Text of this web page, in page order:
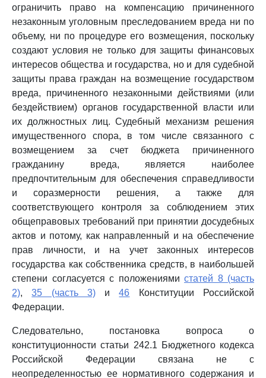
ограничить право на компенсацию причиненного
незаконным уголовным преследованием вреда ни по
объему, ни по процедуре его возмещения, поскольку
создают условия не только для защиты финансовых
интересов общества и государства, но и для судебной
защиты права граждан на возмещение государством
вреда, причиненного незаконными действиями (или
бездействием) органов государственной власти или
их должностных лиц. Судебный механизм решения
имущественного спора, в том числе связанного с
возмещением за счет бюджета причиненного
гражданину вреда, является наиболее
предпочтительным для обеспечения справедливости
и соразмерности решения, а также для
соответствующего контроля за соблюдением этих
общеправовых требований при принятии досудебных
актов и потому, как направленный и на обеспечение
прав личности, и на учет законных интересов
государства как собственника средств, в наибольшей
степени согласуется с положениями статей 8 (часть
2),35 (часть 3)и46 Конституции Российской
Федерации.
Следовательно, постановка вопроса о
конституционности статьи 242.1 Бюджетного кодекса
Российской Федерации связана не с
неопределенностью ее нормативного содержания и